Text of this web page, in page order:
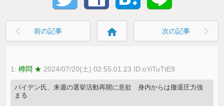
前の記事 home 次の記事
1:樽悶 ★ 2024/07/20(土) 02:55:01.23 ID:oYiTuTtE9
バイデン氏、来週の選挙活動再開に意欲 身内からは撤退圧力強
まる